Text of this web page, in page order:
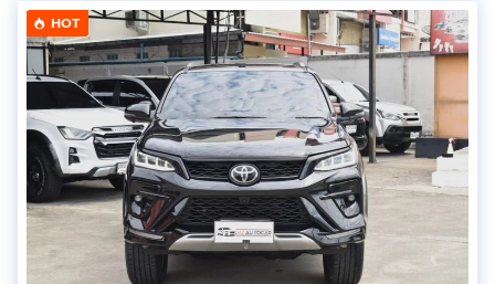
HOT